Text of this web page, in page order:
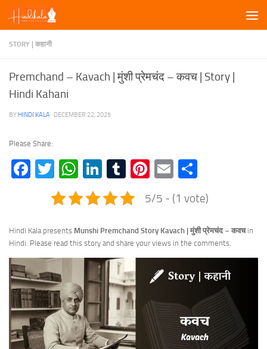
Skip to content
STORY | कहानी
Premchand – Kavach | मुंशी प्रेमचंद – कवच | Story |
Hindi Kahani
BY HINDI KALA · DECEMBER 22, 2025
Please Share:
Facebook
TwitterWhatsApp
LinkedIn
TumblrPinterest
Email
5/5 - (1 vote)
Hindi Kala presents Munshi Premchand Story Kavach | मुंशी प्रेमचंद – कवचin
Hindi. Please read this story and share your views in the comments.